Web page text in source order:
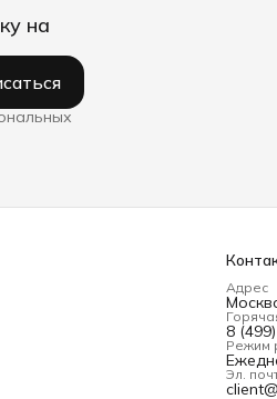
на
Адрес
8
Режим
Эл.